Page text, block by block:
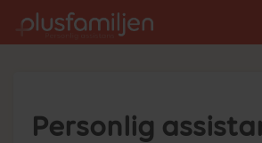
Personlig